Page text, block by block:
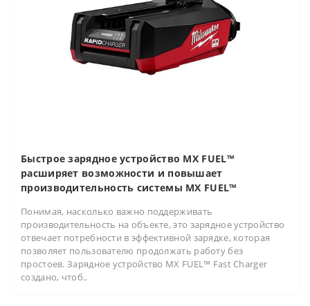
Быстрое зарядное устройство MX FUEL™
расширяет возможности и повышает
производительность системы MX FUEL™
Понимая, насколько важно поддерживать
производительность на объекте, это зарядное устройство
отвечает потребности в эффективной зарядке, которая
позволяет пользователю продолжать работу без
простоев. Зарядное устройство MX FUEL™ Fast Charger
создано, чтоб..